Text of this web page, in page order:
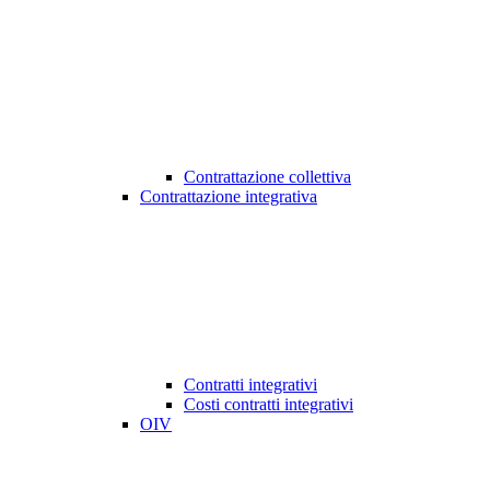
Contrattazione collettiva
Contrattazione integrativa
Contratti integrativi
Costi contratti integrativi
OIV